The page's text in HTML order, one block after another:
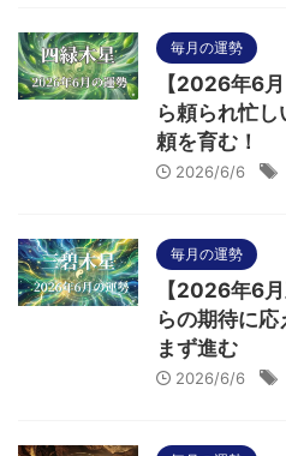
毎月の運勢
【2026年6
ら頼られ忙
頼を育む！
2026/6/6
毎月の運勢
【2026年6
らの期待に
まず進む
2026/6/6